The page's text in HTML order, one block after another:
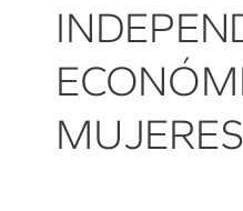
MUJERES